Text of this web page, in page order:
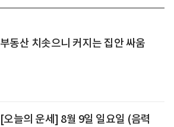
부동산 치솟으니 커지는 집안 싸움
[오늘의 운세] 8월 9일 일요일 (음력